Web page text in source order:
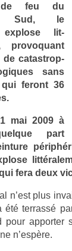
de feu du
Sud, le
ex­plose lit­
pro­voquant
de cat­astrop­
sans
qui feront 36
mai 2009 à
part
fera deux
n’est plus
été ter­rassé
pour ap­port­er
n’espère.